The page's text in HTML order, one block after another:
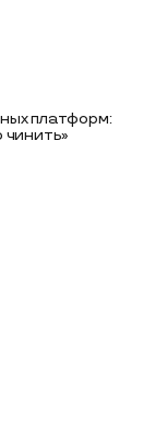
платформ: